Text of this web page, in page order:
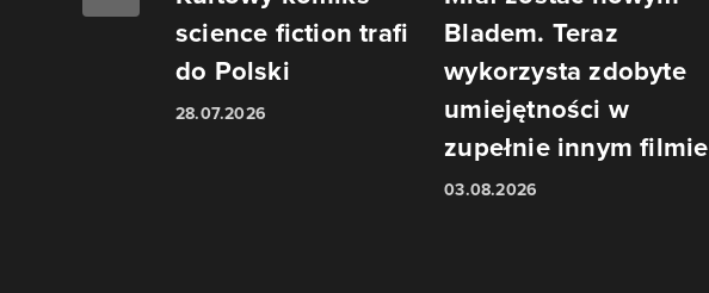
science fiction trafi
do Polski
28.07.2026
Bladem. Teraz
wykorzysta zdobyte
umiejętności w
zupełnie innym filmie
03.08.2026